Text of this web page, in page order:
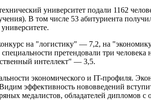
университет подали 1162
В том числе 53 абитуриента
на "логистику" — 7,2, на
претендовали три
интеллект" — 3,5.
экономического и IT-профиля.
эффективность нововведений
медалистов, обладателей дипломов с